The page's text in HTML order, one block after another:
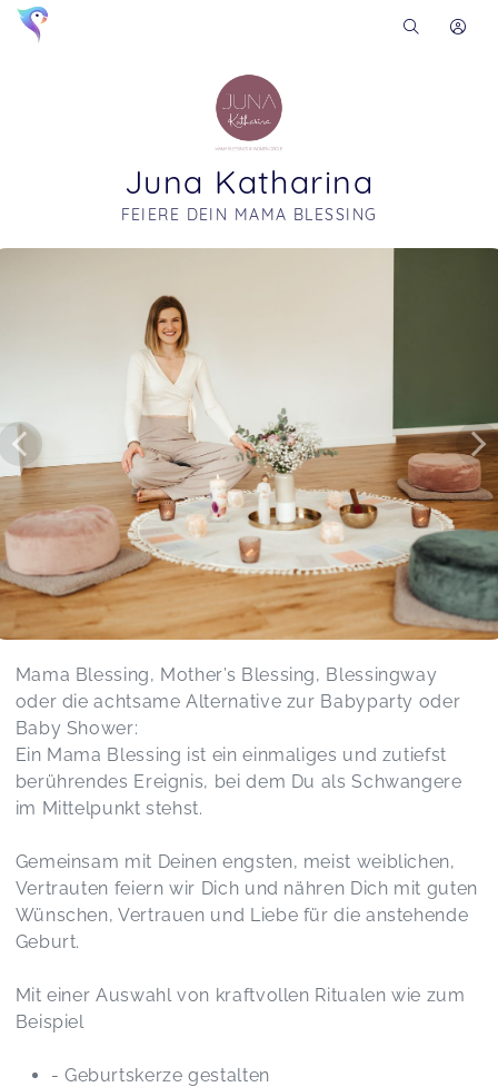
Juna Katharina
FEIERE DEIN MAMA BLESSING
Mama Blessing, Mother’s Blessing, Blessingway
oder die achtsame Alternative zur Babyparty oder
Baby Shower:
Ein Mama Blessing ist ein einmaliges und zutiefst
berührendes Ereignis, bei dem Du als Schwangere
im Mittelpunkt stehst.
Gemeinsam mit Deinen engsten, meist weiblichen,
Vertrauten feiern wir Dich und nähren Dich mit guten
Wünschen, Vertrauen und Liebe für die anstehende
Geburt.
Mit einer Auswahl von kraftvollen Ritualen wie zum
Beispiel
- Geburtskerze gestalten